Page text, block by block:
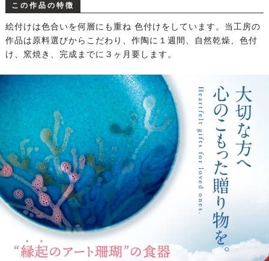
この作品の特徴
絵付けは色合いを何層にも重ね 色付けをしています。当工房の
作品は原料選びからこだわり、作陶に１週間、自然乾燥、色付
け、窯焼き、完成までに３ヶ月要します。